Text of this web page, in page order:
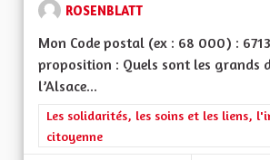
ROSENBLATT
Mon Code postal (ex : 68 000) :
proposition : Quels sont les grands
l’Alsace...
Filtrer les résultats de la catégorie :
Les solidarités, les soins et les liens,
citoyenne